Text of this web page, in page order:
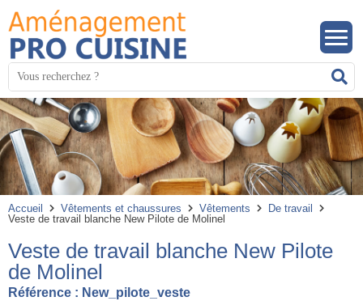
Mots
clés
:
Accueil Vêtements et chaussures Vêtements
De travail
Veste de travail blanche New Pilote de Molinel
Veste de travail blanche New Pilote
de Molinel
Référence : New_pilote_veste
Panneau de gestion des cookies